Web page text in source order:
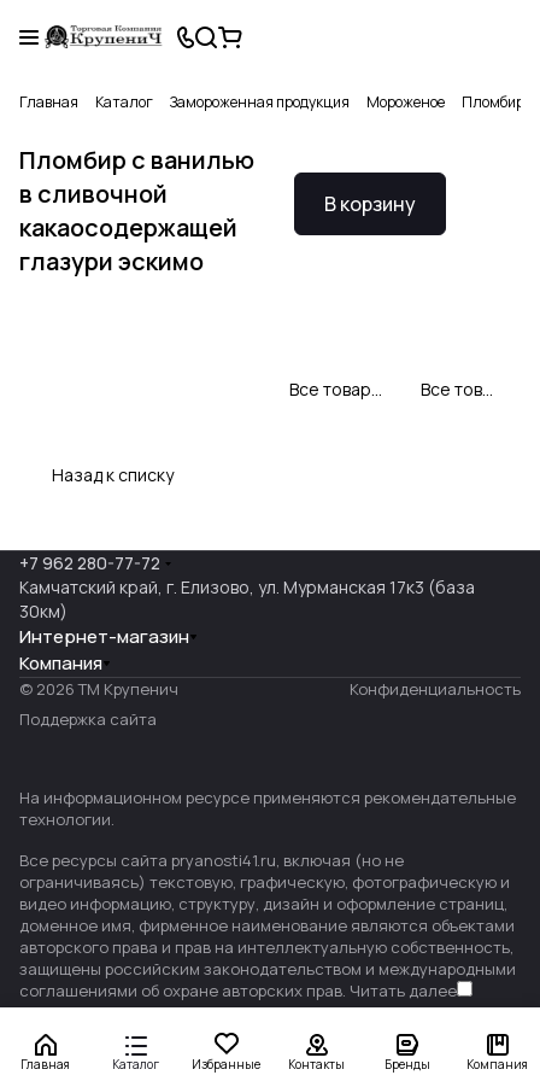
Главная Каталог Замороженная продукция Мороженое Пломбир с
Пломбир с ванилью
в сливочной
какаосодержащей
глазури эскимо
В корзину
Все товары Свитлогорье Все товары категории
Назад к списку
Главная Каталог Избранные Контакты Бренды Компания
+7 962 280-77-72
Камчатский край, г. Елизово, ул. Мурманская 17к3 (база
30км)
Интернет-магазин
Компания
© 2026 ТМ Крупенич
Конфиденциальность
Поддержка сайта
На информационном ресурсе применяются рекомендательные
технологии.
Все ресурсы сайта pryanosti41.ru, включая (но не
ограничиваясь) текстовую, графическую, фотографическую и
видео информацию, структуру, дизайн и оформление страниц,
доменное имя, фирменное наименование являются объектами
авторского права и прав на интеллектуальную собственность,
защищены российским законодательством и международными
соглашениями об охране авторских прав. Читать далее